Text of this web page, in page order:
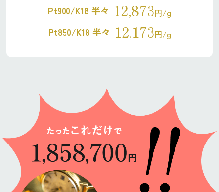
Pt900/K18 半々 12,873円/g
Pt850/K18 半々 12,173円/g